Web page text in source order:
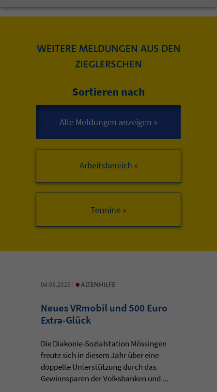
WEITERE MELDUNGEN AUS DEN
ZIEGLERSCHEN
Sortieren nach
Arbeitsbereich »
04.08.2026 | • ALTENHILFE
Neues VRmobil und 500 Euro
Extra-Glück
Die Diakonie-Sozialstation Mössingen
freute sich in diesem Jahr über eine
doppelte Unterstützung durch das
Gewinnsparen der Volksbanken und ...